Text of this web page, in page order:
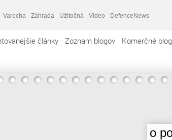
Varecha Záhrada Užitočná Video DefenceNews
články Zoznam blogov Komerčné
o